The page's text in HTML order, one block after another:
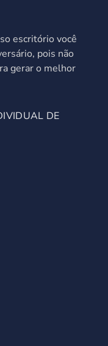
escritório você
pois não
gerar o melhor
DE